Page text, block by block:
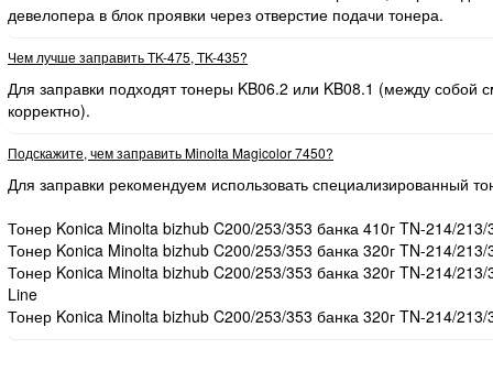
девелопера в блок проявки через отверстие подачи тонера.
Чем лучше заправить TK-475, TK-435?
Для заправки подходят тонеры KB06.2 или KB08.1 (между собой
корректно).
Подскажите, чем заправить Minolta Magicolor 7450?
Для заправки рекомендуем использовать специализированный
Тонер Konica Minolta bizhub C200/253/353 банка 410г TN-214/
Тонер Konica Minolta bizhub C200/253/353 банка 320г TN-214/
Тонер Konica Minolta bizhub C200/253/353 банка 320г TN-214/
Line
Тонер Konica Minolta bizhub C200/253/353 банка 320г TN-214/